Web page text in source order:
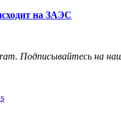
на ЗАЭС
Подписывайтесь на